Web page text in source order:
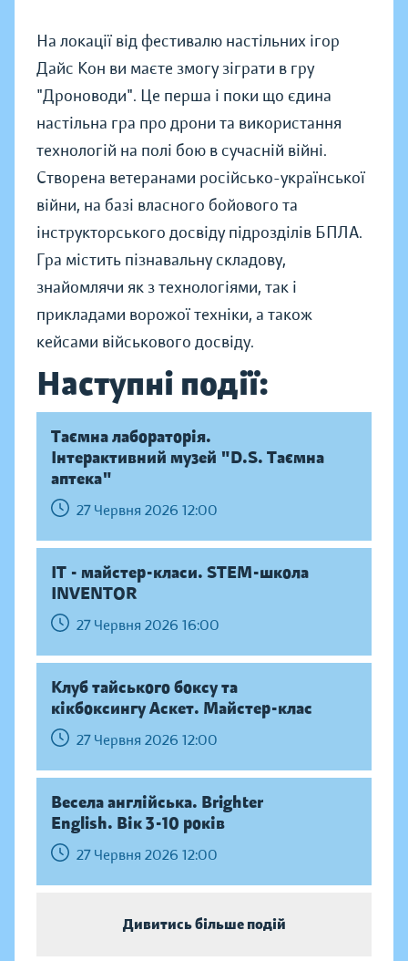
На локації від фестивалю настільних ігор
Дайс Кон ви маєте змогу зіграти в гру
"Дроноводи". Це перша і поки що єдина
настільна гра про дрони та використання
технологій на полі бою в сучасній війні.
Створена ветеранами російсько-української
війни, на базі власного бойового та
інструкторського досвіду підрозділів БПЛА.
Гра містить пізнавальну складову,
знайомлячи як з технологіями, так і
прикладами ворожої техніки, а також
кейсами військового досвіду.
Наступні події:
Таємна лабораторія.
Інтерактивний музей "D.S. Таємна
аптека"
27 Червня 2026 12:00
IT - майстер-класи. STEM-школа
INVENTOR
27 Червня 2026 16:00
Клуб тайського боксу та
кікбоксингу Аскет. Майстер-клас
27 Червня 2026 12:00
Весела англійська. Brighter
English. Вік 3-10 років
27 Червня 2026 12:00
Дивитись більше подій